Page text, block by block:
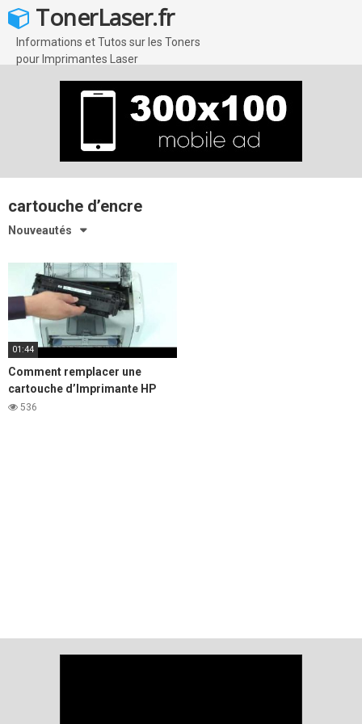
Skip
to
content
TonerLaser.fr
Informations et Tutos sur les Toners
pour Imprimantes Laser
cartouche d’encre
Nouveautés
01:44
Comment remplacer une
cartouche d’Imprimante HP
LaserJet 1020
536